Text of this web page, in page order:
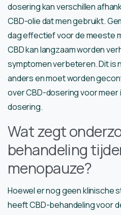
dosering kan verschillen
CBD-olie dat men gebruikt.
dag effectief voor de meeste
CBD kan langzaam worden
symptomen verbeteren. Dit is
anders en moet worden
over CBD-dosering voor
dosering.
Wat zegt
behandeling
menopauze?
Hoewel er nog geen klinische
heeft CBD-behandeling voor